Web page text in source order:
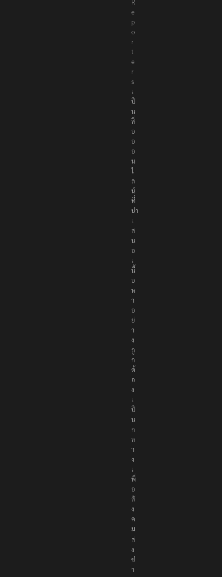
R
e
p
o
r
t
e
r
s
เ
ป็
น
สื่
อ
อ
อ
น
ไ
ล
น์
ที่
นำ
เ
ส
น
อ
เ
นื้
อ
ห
า
อ
ย่
า
ง
ถู
ก
ต้
อ
ง
เ
ป็
น
ก
ล
า
ง
เ
พื่
อ
สั
ง
ค
ม
ส่
ง
ข่
า